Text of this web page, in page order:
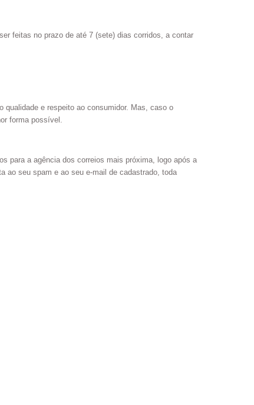
feitas no prazo de até 7 (sete) dias corridos, a contar
qualidade e respeito ao consumidor. Mas, caso o
forma possível.
para a agência dos correios mais próxima, logo após a
ao seu spam e ao seu e-mail de cadastrado, toda